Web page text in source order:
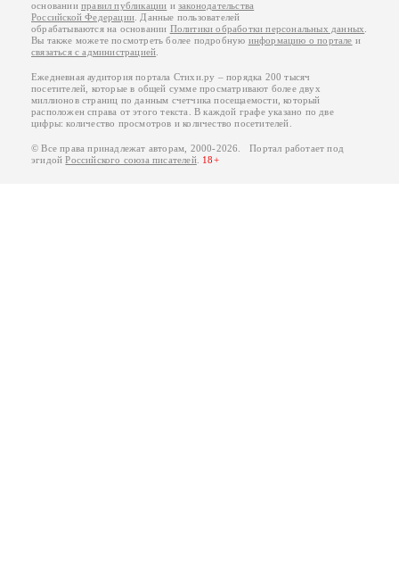
основанииправил публикации изаконодательства
Российской Федерации . Данные пользователей
обрабатываются на основании Политики обработки персональных данных
Вы также можете посмотреть более подробную информацию о портале и
связаться с администрацией
Ежедневная аудитория портала Стихи.ру – порядка 200 тысяч
посетителей, которые в общей сумме просматривают более двух
миллионов страниц по данным счетчика посещаемости, который
расположен справа от этого текста. В каждой графе указано по две
цифры: количество просмотров и количество посетителей.
© Все права принадлежат авторам, 2000-2026. Портал работает под
эгидойРоссийского союза писателей. 18+